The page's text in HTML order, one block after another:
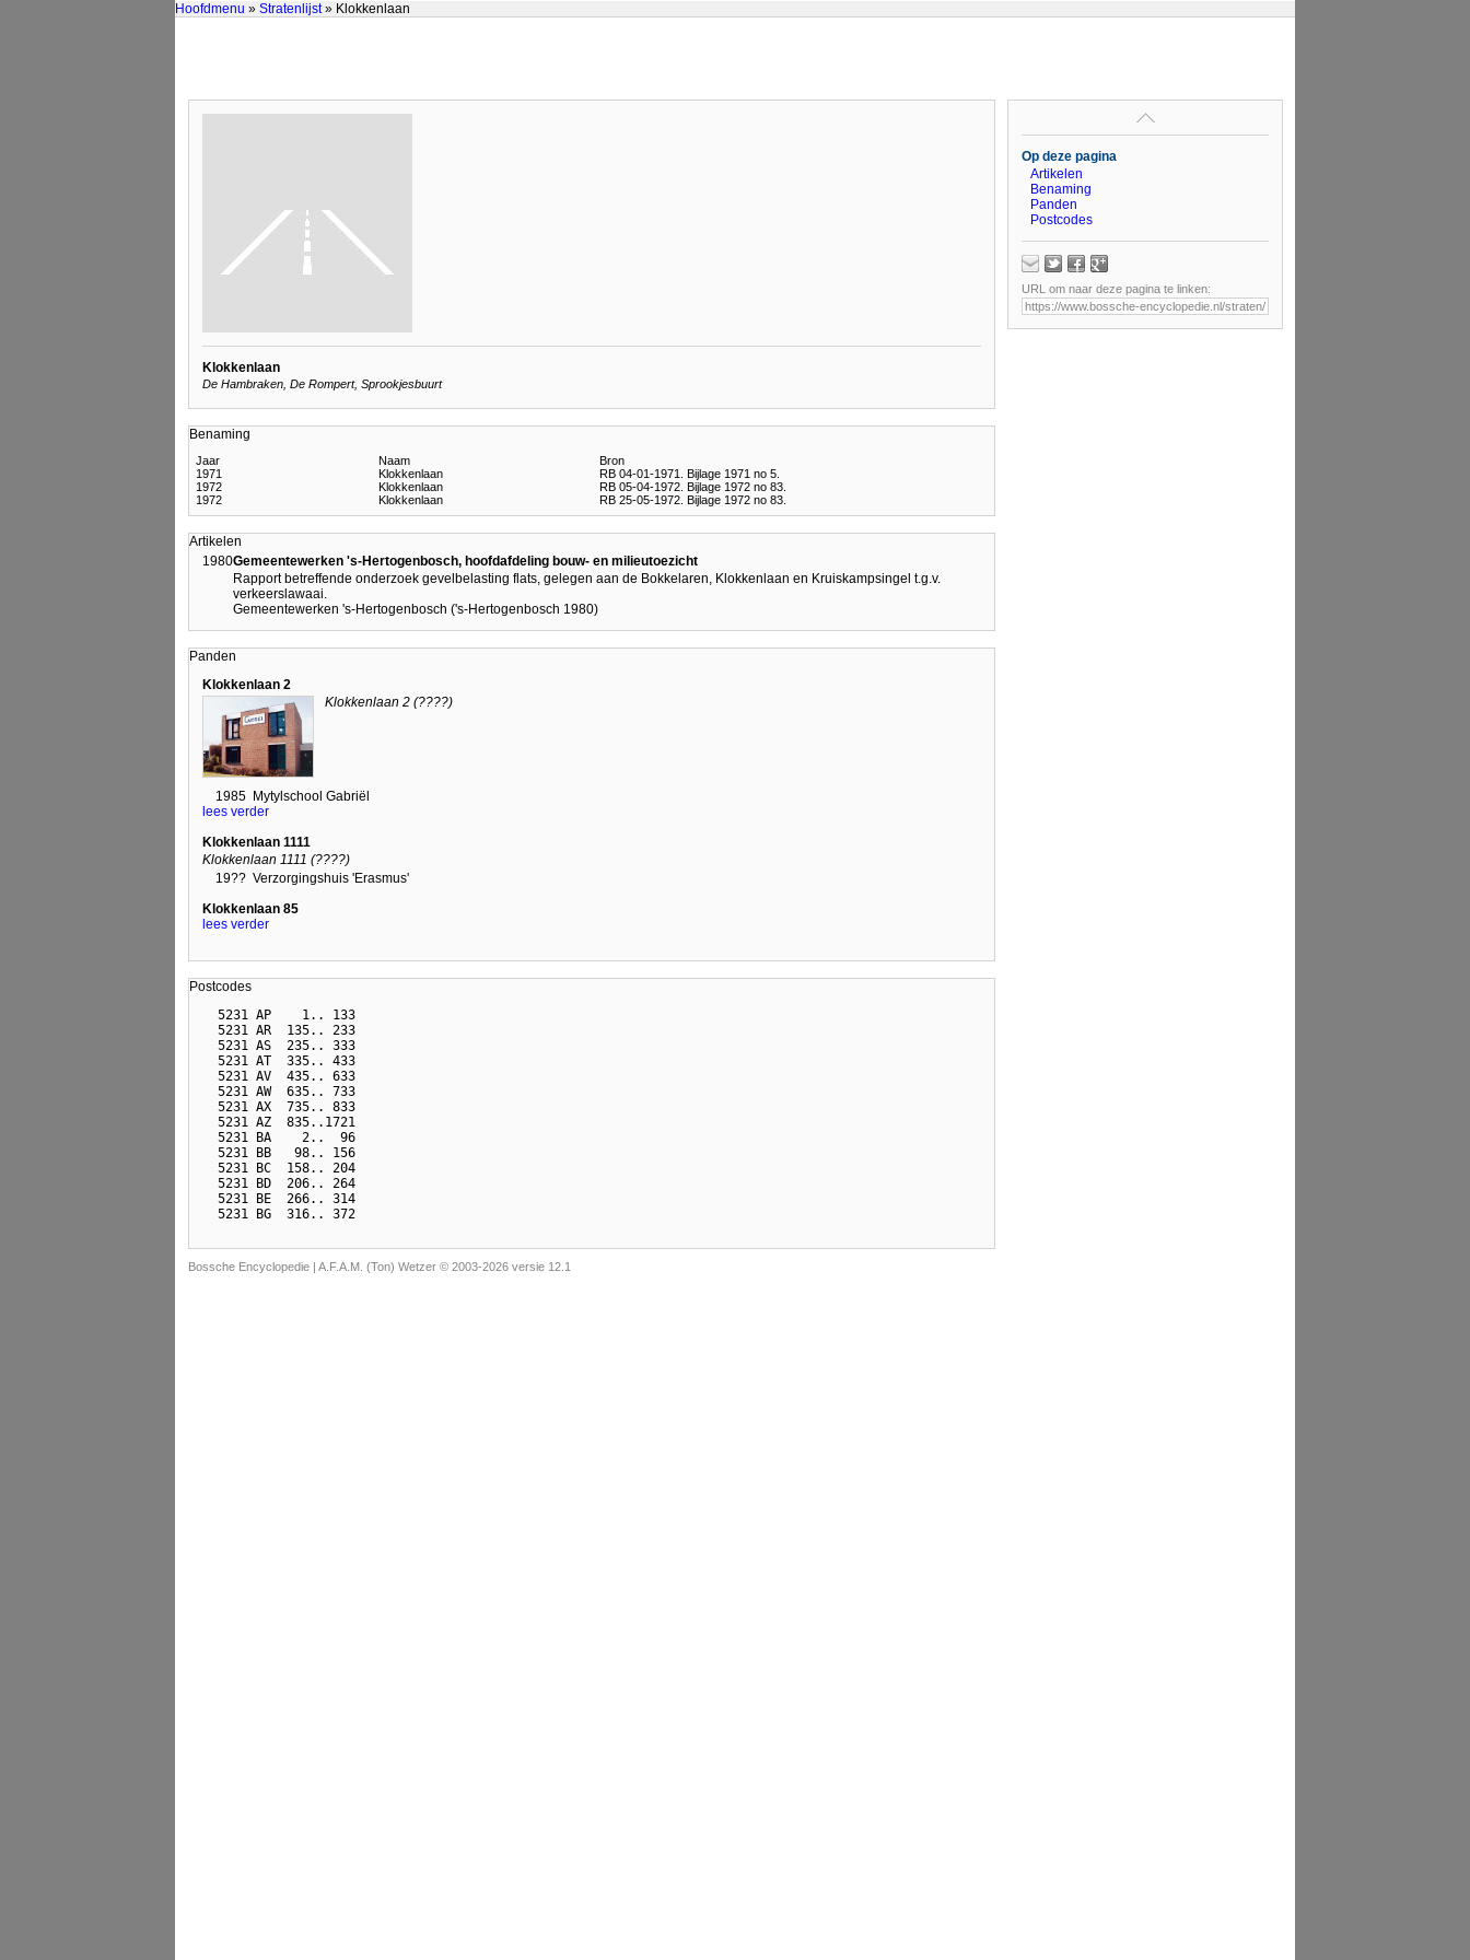
Hoofdmenu » Stratenlijst» Klokkenlaan
Klokkenlaan
De Hambraken, De Rompert, Sprookjesbuurt
Benaming
Jaar Naam
Bron
1971
Klokkenlaan
RB 04-01-1971. Bijlage 1971 no 5.
1972
Klokkenlaan
RB 05-04-1972. Bijlage 1972 no 83.
1972
Klokkenlaan RB 25-05-1972. Bijlage 1972 no 83.
Artikelen
1980Gemeentewerken 's-Hertogenbosch, hoofdafdeling bouw- en milieutoezicht
Rapport betreffende onderzoek gevelbelasting flats, gelegen aan de Bokkelaren, Klokkenlaan en Kruiskampsingel t.g.v.
verkeerslawaai.
Gemeentewerken 's-Hertogenbosch ('s-Hertogenbosch 1980)
Panden
Klokkenlaan 2
Klokkenlaan 2 (????)
1985 Mytylschool Gabriël
lees verder
Klokkenlaan 1111
Klokkenlaan 1111 (????)
19?? Verzorgingshuis 'Erasmus'
Klokkenlaan 85
lees verder
Postcodes
  5231 AP    1.. 133
  5231 AR  135.. 233
  5231 AS  235.. 333
  5231 AT  335.. 433
  5231 AV  435.. 633
  5231 AW  635.. 733
  5231 AX  735.. 833
  5231 AZ  835..1721
  5231 BA    2..  96
  5231 BB   98.. 156
  5231 BC  158.. 204
  5231 BD  206.. 264
  5231 BE  266.. 314
Op deze pagina
Artikelen
Benaming
Panden
Postcodes
URL om naar deze pagina te linken:
Bossche Encyclopedie | A.F.A.M. (Ton) Wetzer © 2003-2026 versie 12.1